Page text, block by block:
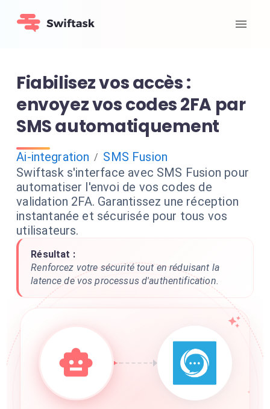
Fiabilisez vos accès :
envoyez vos codes 2FA par
SMS automatiquement
Ai-integration / SMS Fusion
Swiftask s'interface avec SMS Fusion pour
automatiser l'envoi de vos codes de
validation 2FA. Garantissez une réception
instantanée et sécurisée pour tous vos
utilisateurs.
Résultat :
Renforcez votre sécurité tout en réduisant la
latence de vos processus d'authentification.